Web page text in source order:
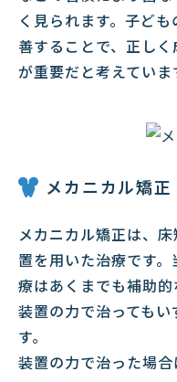
く見られます。子ど
善することで、正し
が重要だと考えていま
メカニカル矯正
メカニカル矯正は、
置を用いた治療です
療はあくまでも補助的
装置の力で治っても
す。
装置の力で治った場